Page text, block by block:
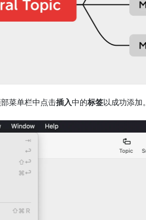
菜单栏中点击插入中的标签以成功添加。